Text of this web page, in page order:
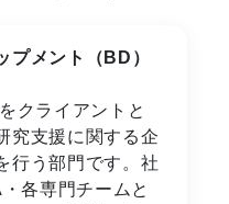
プメント（BD）
クライアントと
究支援に関する企
行う部門です。社
各専門チームと